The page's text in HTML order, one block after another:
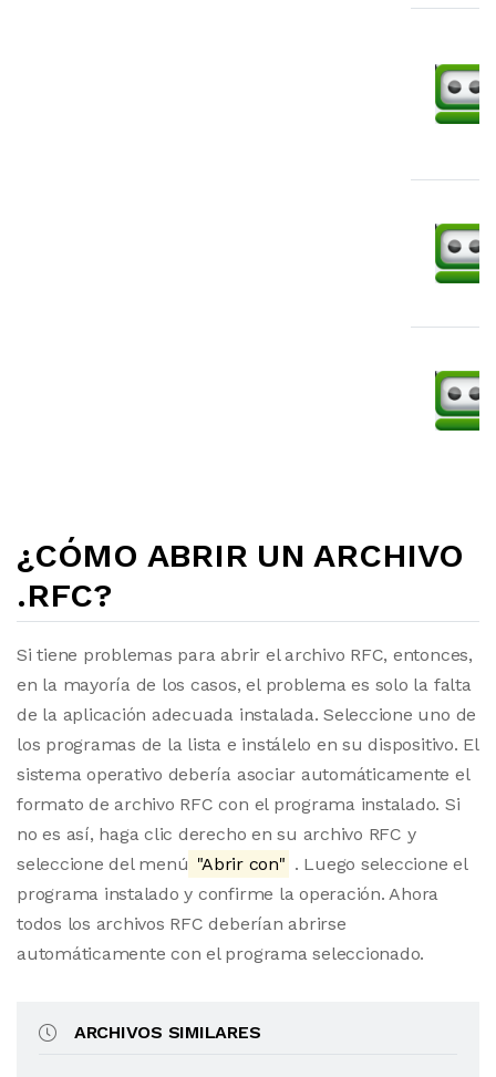
¿CÓMO ABRIR UN ARCHIVO
.RFC?
Si tiene problemas para abrir el archivo RFC, entonces,
en la mayoría de los casos, el problema es solo la falta
de la aplicación adecuada instalada. Seleccione uno de
los programas de la lista e instálelo en su dispositivo. El
sistema operativo debería asociar automáticamente el
formato de archivo RFC con el programa instalado. Si
no es así, haga clic derecho en su archivo RFC y
seleccione del menú "Abrir con" . Luego seleccione el
programa instalado y confirme la operación. Ahora
todos los archivos RFC deberían abrirse
automáticamente con el programa seleccionado.
ARCHIVOS SIMILARES